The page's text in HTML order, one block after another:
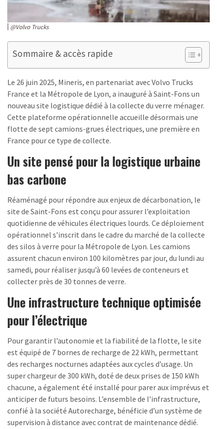
@Volvo Trucks
Sommaire & accès rapide
Le 26 juin 2025, Mineris, en partenariat avec Volvo Trucks
France et la Métropole de Lyon, a inauguré à Saint-Fons un
nouveau site logistique dédié à la collecte du verre ménager.
Cette plateforme opérationnelle accueille désormais une
flotte de sept camions-grues électriques, une première en
France pour ce type de collecte.
Un site pensé pour la logistique urbaine
bas carbone
Réaménagé pour répondre aux enjeux de décarbonation, le
site de Saint-Fons est conçu pour assurer l’exploitation
quotidienne de véhicules électriques lourds. Ce déploiement
opérationnel s’inscrit dans le cadre du marché de la collecte
des silos à verre pour la Métropole de Lyon. Les camions
assurent chacun environ 100 kilomètres par jour, du lundi au
samedi, pour réaliser jusqu’à 60 levées de conteneurs et
collecter près de 30 tonnes de verre.
Une infrastructure technique optimisée
pour l’électrique
Pour garantir l’autonomie et la fiabilité de la flotte, le site
est équipé de 7 bornes de recharge de 22 kWh, permettant
des recharges nocturnes adaptées aux cycles d’usage. Un
super chargeur de 300 kWh, doté de deux prises de 150 kWh
chacune, a également été installé pour parer aux imprévus et
anticiper de futurs besoins. L’ensemble de l’infrastructure,
confié à la société Autorecharge, bénéficie d’un système de
supervision à distance avec contrat de maintenance dédié.